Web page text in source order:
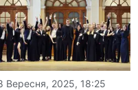
Вересня, 2025, 18:25